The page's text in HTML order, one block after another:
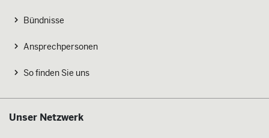
Bündnisse
Ansprechpersonen
So finden Sie uns
Unser Netzwerk